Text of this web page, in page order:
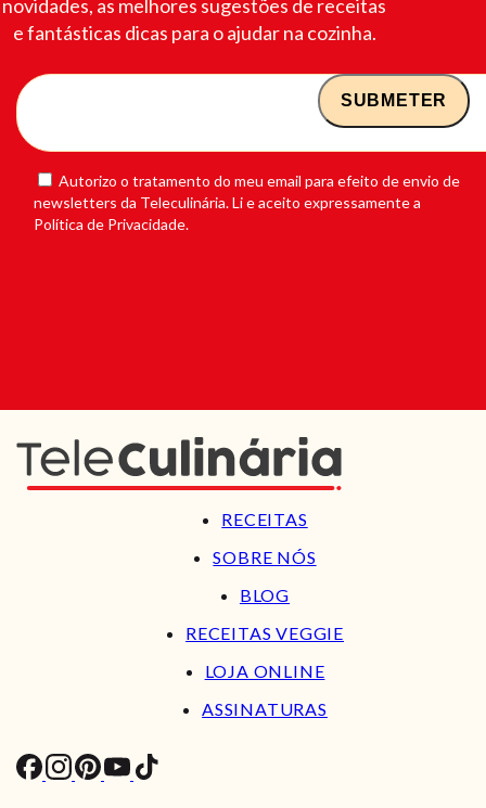
novidades, as melhores sugestões de receitas
e fantásticas dicas para o ajudar na cozinha.
Autorizo o tratamento do meu email para efeito de envio de
newsletters da Teleculinária. Li e aceito expressamente a
Política de Privacidade.
RECEITAS
SOBRE NÓS
BLOG
RECEITAS VEGGIE
LOJA ONLINE
ASSINATURAS